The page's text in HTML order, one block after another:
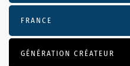
FRANCE
GÉNÉRATION CRÉATEUR